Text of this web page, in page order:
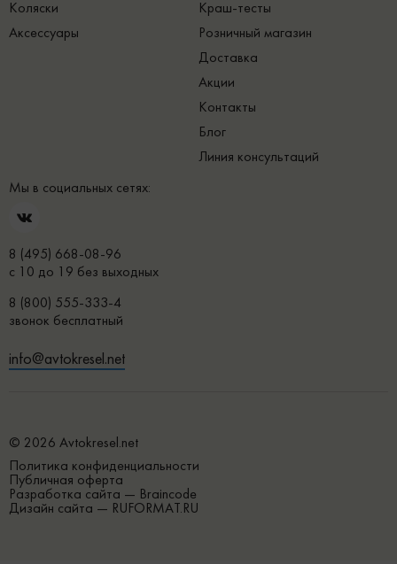
Коляски
Аксессуары
Краш-тесты
Розничный магазин
Доставка
Акции
Контакты
Блог
Линия консультаций
Мы в социальных сетях:
8 (495) 668-08-96
с 10 до 19 без выходных
8 (800) 555-333-4
звонок бесплатный
info@avtokresel.net
© 2026 Avtokresel.net
Политика конфиденциальности
Публичная оферта
Разработка сайта — Braincode
Дизайн сайта — RUFORMAT.RU